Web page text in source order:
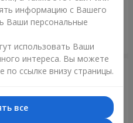
2 427 грн
информацию с Вашего
Ваши персональные
использовать Ваши
интереса. Вы можете
ссылке внизу страницы.
все